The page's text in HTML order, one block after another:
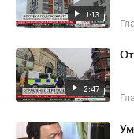
1:13
2:47